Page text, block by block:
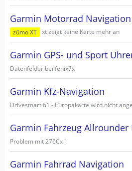
Garmin Motorrad Navigation
zûmo XT xt zeigt keine Karte mehr an
Garmin GPS- und Sport
Datenfelder bei fenix7x
Garmin Kfz-Navigation
Drivesmart 61 - Europakarte wird nicht
Garmin Fahrzeug Allrounder
Problem mit 276Cx !
Garmin Fahrrad Navigation